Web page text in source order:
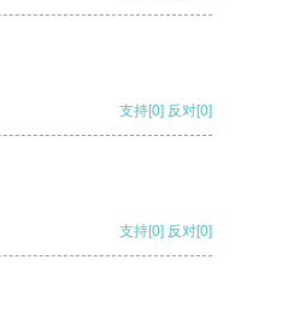
支持[0] 反对[0]
支持[0] 反对[0]